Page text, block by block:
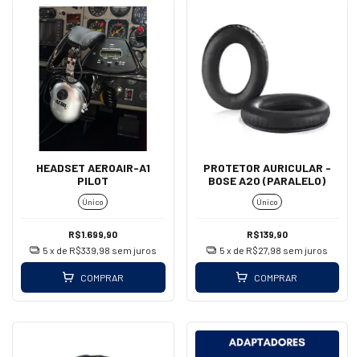
HEADSET AEROAIR-A1
PILOT
Único
R$1.699,90
5 x de R$339,98 sem juros
COMPRAR
PROTETOR AURICULAR -
BOSE A20 (PARALELO)
Único
R$139,90
5 x de R$27,98 sem juros
COMPRAR